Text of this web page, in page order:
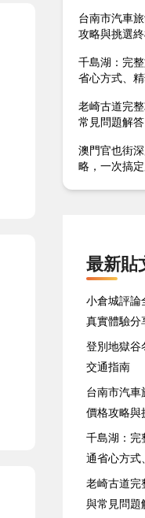
台南市汽車
攻略與挑選
千島湖：完
省心方式、
老崎古道完
常見問題解答
澳門官也街
略，一次搞
最新貼
小倉城評論
真實體驗分
登別地獄谷
交通指南
台南市汽車
價格攻略與
千島湖：完
通省心方式
老崎古道完
與常見問題